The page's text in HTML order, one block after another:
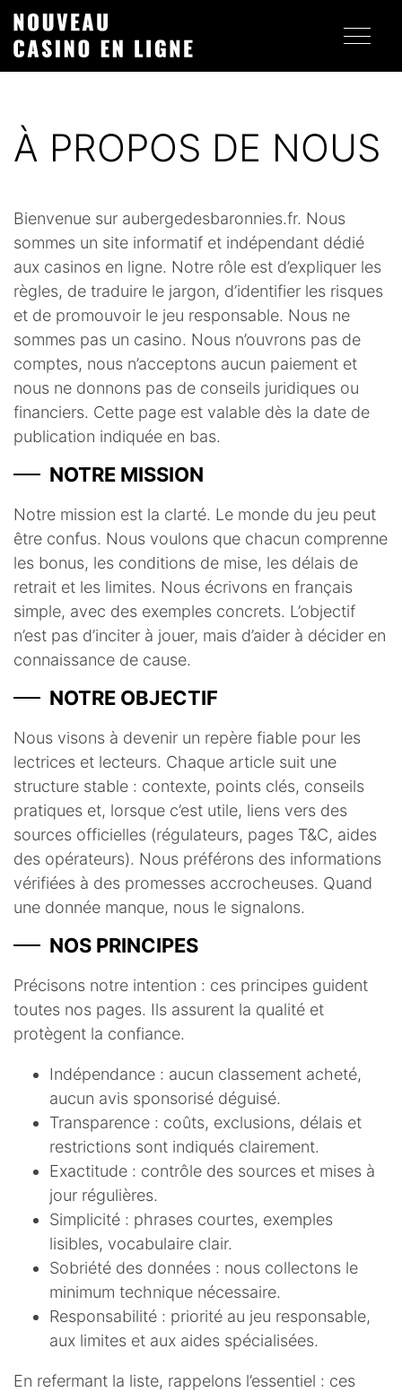
À PROPOS DE NOUS
Bienvenue sur aubergedesbaronnies.fr. Nous
sommes un site informatif et indépendant dédié
aux casinos en ligne. Notre rôle est d’expliquer les
règles, de traduire le jargon, d’identifier les risques
et de promouvoir le jeu responsable. Nous ne
sommes pas un casino. Nous n’ouvrons pas de
comptes, nous n’acceptons aucun paiement et
nous ne donnons pas de conseils juridiques ou
financiers. Cette page est valable dès la date de
publication indiquée en bas.
NOTRE MISSION
Notre mission est la clarté. Le monde du jeu peut
être confus. Nous voulons que chacun comprenne
les bonus, les conditions de mise, les délais de
retrait et les limites. Nous écrivons en français
simple, avec des exemples concrets. L’objectif
n’est pas d’inciter à jouer, mais d’aider à décider en
connaissance de cause.
NOTRE OBJECTIF
Nous visons à devenir un repère fiable pour les
lectrices et lecteurs. Chaque article suit une
structure stable : contexte, points clés, conseils
pratiques et, lorsque c’est utile, liens vers des
sources officielles (régulateurs, pages T&C, aides
des opérateurs). Nous préférons des informations
vérifiées à des promesses accrocheuses. Quand
une donnée manque, nous le signalons.
NOS PRINCIPES
Précisons notre intention : ces principes guident
toutes nos pages. Ils assurent la qualité et
protègent la confiance.
Indépendance : aucun classement acheté,
aucun avis sponsorisé déguisé.
Transparence : coûts, exclusions, délais et
restrictions sont indiqués clairement.
Exactitude : contrôle des sources et mises à
jour régulières.
Simplicité : phrases courtes, exemples
lisibles, vocabulaire clair.
Sobriété des données : nous collectons le
minimum technique nécessaire.
Responsabilité : priorité au jeu responsable,
aux limites et aux aides spécialisées.
En refermant la liste, rappelons l’essentiel : ces